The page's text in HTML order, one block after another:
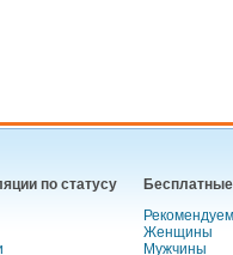
по статусу
Женщины
Мужчины